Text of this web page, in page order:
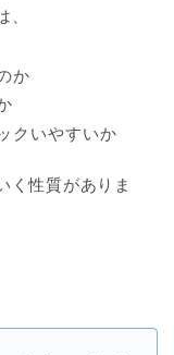
か
クいやすいか
く性質がありま